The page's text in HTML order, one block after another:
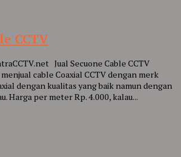
CCTV
Jual Secuone Cable CCTV
cable Coaxial CCTV dengan merk
dengan kualitas yang baik namun dengan
Harga per meter Rp. 4.000, kalau...